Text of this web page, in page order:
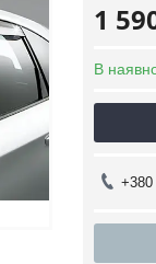
1
В
+380